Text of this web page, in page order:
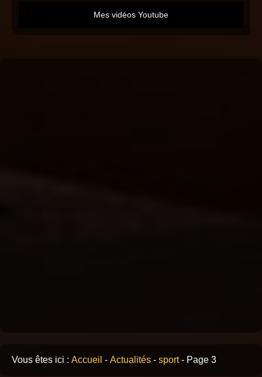
Mes vidéos Youtube
Vous êtes ici : Accueil - Actualités - sport- Page 3